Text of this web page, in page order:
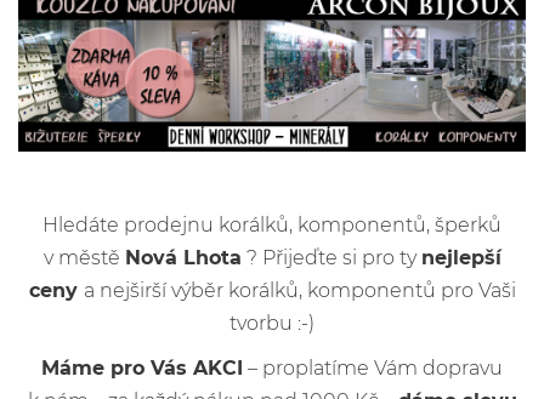
Hledáte prodejnu korálků, komponentů, šperků
v městě Nová Lhota ? Přijeďte si pro ty nejlepší
ceny a nejširší výběr korálků, komponentů pro Vaši
tvorbu :-)
Máme pro Vás AKCI – proplatíme Vám dopravu